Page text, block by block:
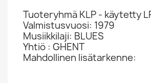
Tuoteryhmä KLP - käytetty
Valmistusvuosi: 1979
Musiikkilaji: BLUES
Yhtiö : GHENT
Mahdollinen lisätarkenne: